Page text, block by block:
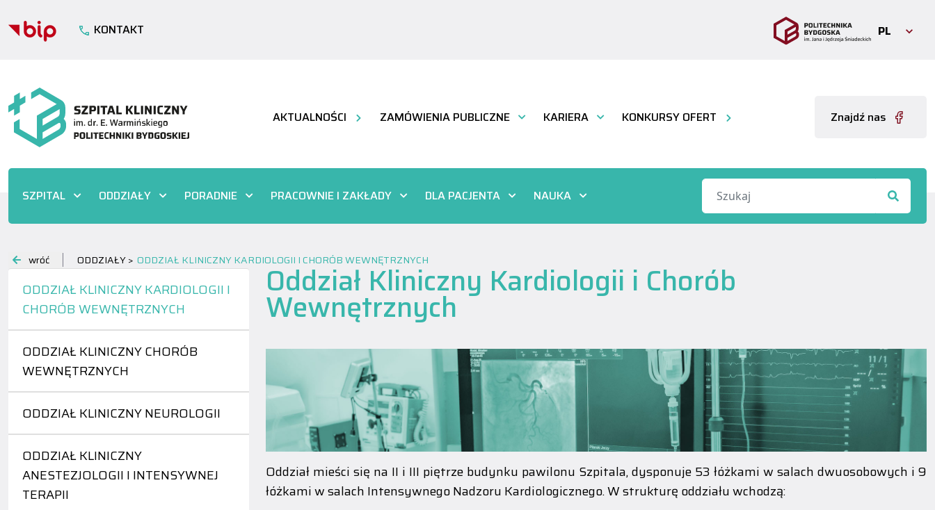
KONTAKT PL
AKTUALNOŚCI ZAMÓWIENIA PUBLICZNE KARIERA KONKURSY OFERT Znajdź nas
SZPITAL ODDZIAŁY PORADNIE PRACOWNIE I ZAKŁADY DLA PACJENTA NAUKA
wróć ODDZIAŁY > ODDZIAŁ KLINICZNY KARDIOLOGII I CHORÓB WEWNĘTRZNYCH
ODDZIAŁ KLINICZNY KARDIOLOGII I
CHORÓB WEWNĘTRZNYCH
ODDZIAŁ KLINICZNY CHORÓB
WEWNĘTRZNYCH
ODDZIAŁ KLINICZNY NEUROLOGII
ODDZIAŁ KLINICZNY
ANESTEZJOLOGII I INTENSYWNEJ
TERAPII
Oddział Kliniczny Kardiologii i Chorób
Wewnętrznych
Oddział mieści się na II i III piętrze budynku pawilonu Szpitala, dysponuje 53 łóżkami w salach dwuosobowych i 9
łóżkami w salach Intensywnego Nadzoru Kardiologicznego. W strukturę oddziału wchodzą: